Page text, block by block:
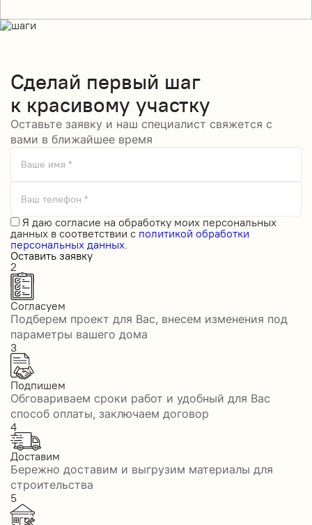
Сделай первый шаг
к красивому участку
Оставьте заявку и наш специалист свяжется с
вами в ближайшее время
Ваше имя *
Ваш телефон *
Я даю согласие на обработку моих персональных
данных в соответствии с политикой обработки
персональных данных.
Оставить заявку
2
Согласуем
Подберем проект для Вас, внесем изменения под
параметры вашего дома
3
Подпишем
Обговариваем сроки работ и удобный для Вас
способ оплаты, заключаем договор
4
Доставим
Бережно доставим и выгрузим материалы для
строительства
5